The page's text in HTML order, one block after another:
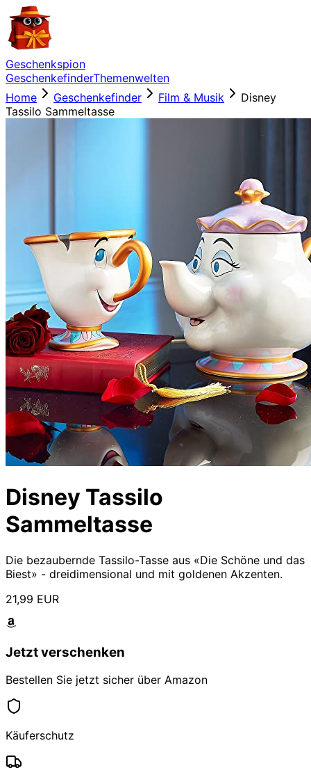
Geschenkspion
GeschenkefinderThemenwelten
Home
Geschenkefinder Film & Musik
Disney
Tassilo Sammeltasse
Disney Tassilo
Sammeltasse
Die bezaubernde Tassilo-Tasse aus «Die Schöne und das
Biest» - dreidimensional und mit goldenen Akzenten.
21,99 EUR
Jetzt verschenken
Bestellen Sie jetzt sicher über Amazon
Käuferschutz